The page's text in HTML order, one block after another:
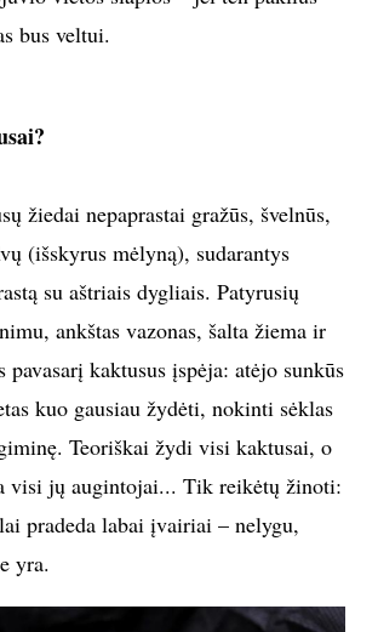
bus veltui.
žiedai nepaprastai gražūs, švelnūs,
(išskyrus mėlyną), sudarantys
su aštriais dygliais. Patyrusių
ankštas vazonas, šalta žiema ir
pavasarį kaktusus įspėja: atėjo sunkūs
kuo gausiau žydėti, nokinti sėklas
Teoriškai žydi visi kaktusai, o
visi jų augintojai... Tik reikėtų žinoti:
pradeda labai įvairiai – nelygu,
yra.